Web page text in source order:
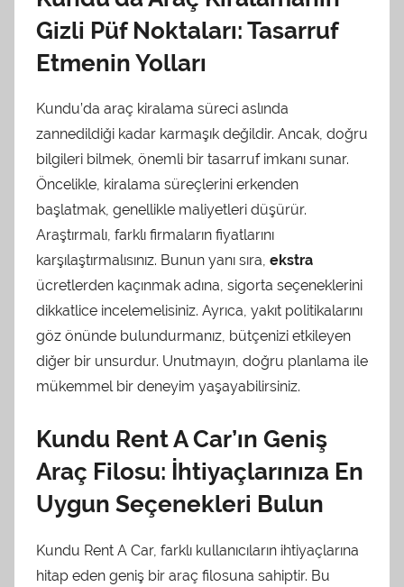
Gizli Püf Noktaları: Tasarruf
Etmenin Yolları
Kundu’da araç kiralama süreci aslında
zannedildiği kadar karmaşık değildir. Ancak, doğru
bilgileri bilmek, önemli bir tasarruf imkanı sunar.
Öncelikle, kiralama süreçlerini erkenden
başlatmak, genellikle maliyetleri düşürür.
Araştırmalı, farklı firmaların fiyatlarını
karşılaştırmalısınız. Bunun yanı sıra, ekstra
ücretlerden kaçınmak adına, sigorta seçeneklerini
dikkatlice incelemelisiniz. Ayrıca, yakıt politikalarını
göz önünde bulundurmanız, bütçenizi etkileyen
diğer bir unsurdur. Unutmayın, doğru planlama ile
mükemmel bir deneyim yaşayabilirsiniz.
Kundu Rent A Car’ın Geniş
Araç Filosu: İhtiyaçlarınıza En
Uygun Seçenekleri Bulun
Kundu Rent A Car, farklı kullanıcıların ihtiyaçlarına
hitap eden geniş bir araç filosuna sahiptir. Bu